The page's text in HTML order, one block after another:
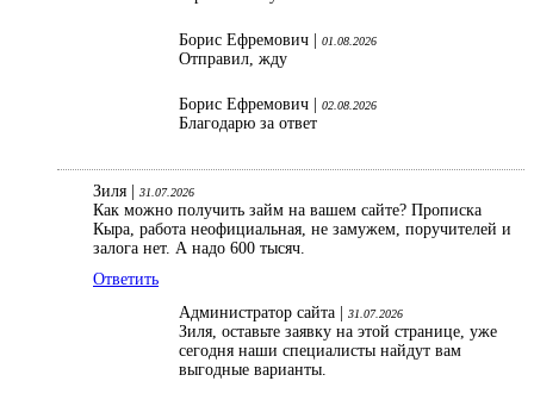
Борис Ефремович | 01.08.2026
Отправил, жду
Борис Ефремович | 02.08.2026
Благодарю за ответ
Зиля | 31.07.2026
Как можно получить займ на вашем сайте? Прописка
Кыра, работа неофициальная, не замужем, поручителей и
залога нет. А надо 600 тысяч.
Ответить
Администратор сайта |
31.07.2026
Зиля, оставьте заявку на этой странице, уже
сегодня наши специалисты найдут вам
выгодные варианты.